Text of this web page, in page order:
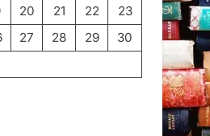
20 21 22
23
27 28 29
30